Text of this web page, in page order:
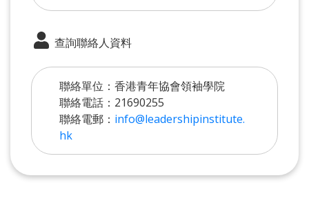
查詢聯絡人資料
聯絡單位：香港青年協會領袖學院
聯絡電話：21690255
聯絡電郵： info@leadershipinstitute.
hk